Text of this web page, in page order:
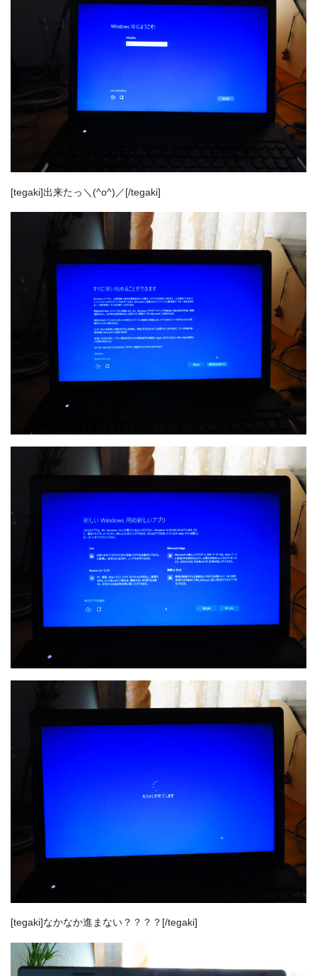
[tegaki]出来たっ＼(^o^)／[/tegaki]
[tegaki]なかなか進まない？？？？[/tegaki]